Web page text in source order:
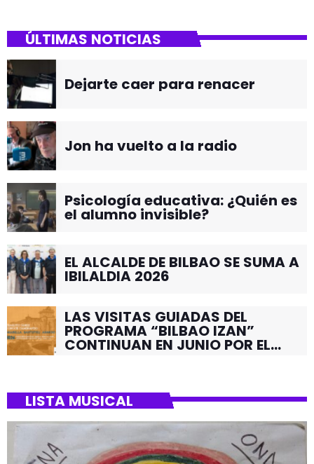
ÚLTIMAS NOTICIAS
Dejarte caer para renacer
Jon ha vuelto a la radio
Psicología educativa: ¿Quién es
el alumno invisible?
EL ALCALDE DE BILBAO SE SUMA A
IBILALDIA 2026
LAS VISITAS GUIADAS DEL
PROGRAMA “BILBAO IZAN”
CONTINUAN EN JUNIO POR EL
LISTA MUSICAL